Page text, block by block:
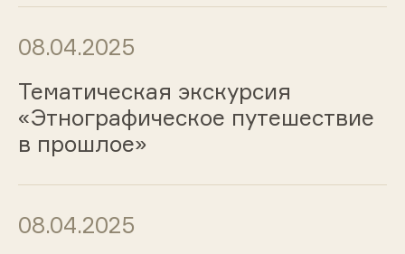
08.04.2025
Тематическая экскурсия
«Этнографическое путешествие
в прошлое»
08.04.2025